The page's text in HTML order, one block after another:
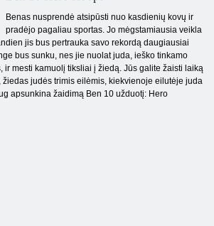
Benas nusprendė atsipūsti nuo kasdienių kovų ir
pradėjo pagaliau sportas. Jo mėgstamiausia veikla
jis bus pertrauka savo rekordą daugiausiai
bus sunku, nes jie nuolat juda, ieško tinkamo
ir mesti kamuolį tiksliai į žiedą. Jūs galite žaisti laiką
judės trimis eilėmis, kiekvienoje eilutėje juda
apsunkina žaidimą Ben 10 užduotį: Hero